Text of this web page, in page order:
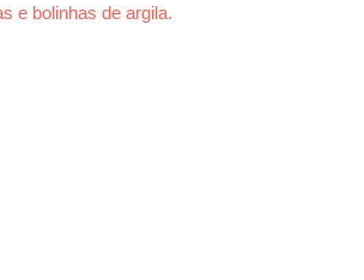
e bolinhas de argila.